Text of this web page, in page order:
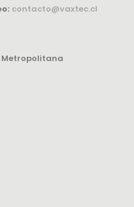
contacto@vaxtec.cl
Metropolitana